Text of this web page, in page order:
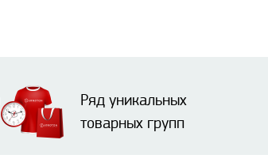
Ряд уникальных
товарных групп